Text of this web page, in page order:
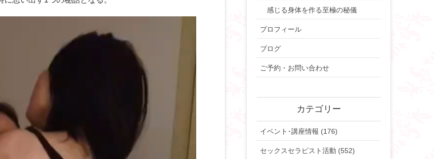
感じる身体を作る至極の秘儀
プロフィール
ブログ
ご予約・お問い合わせ
カテゴリー
イベント･講座情報 (176)
セックスセラピスト活動 (552)